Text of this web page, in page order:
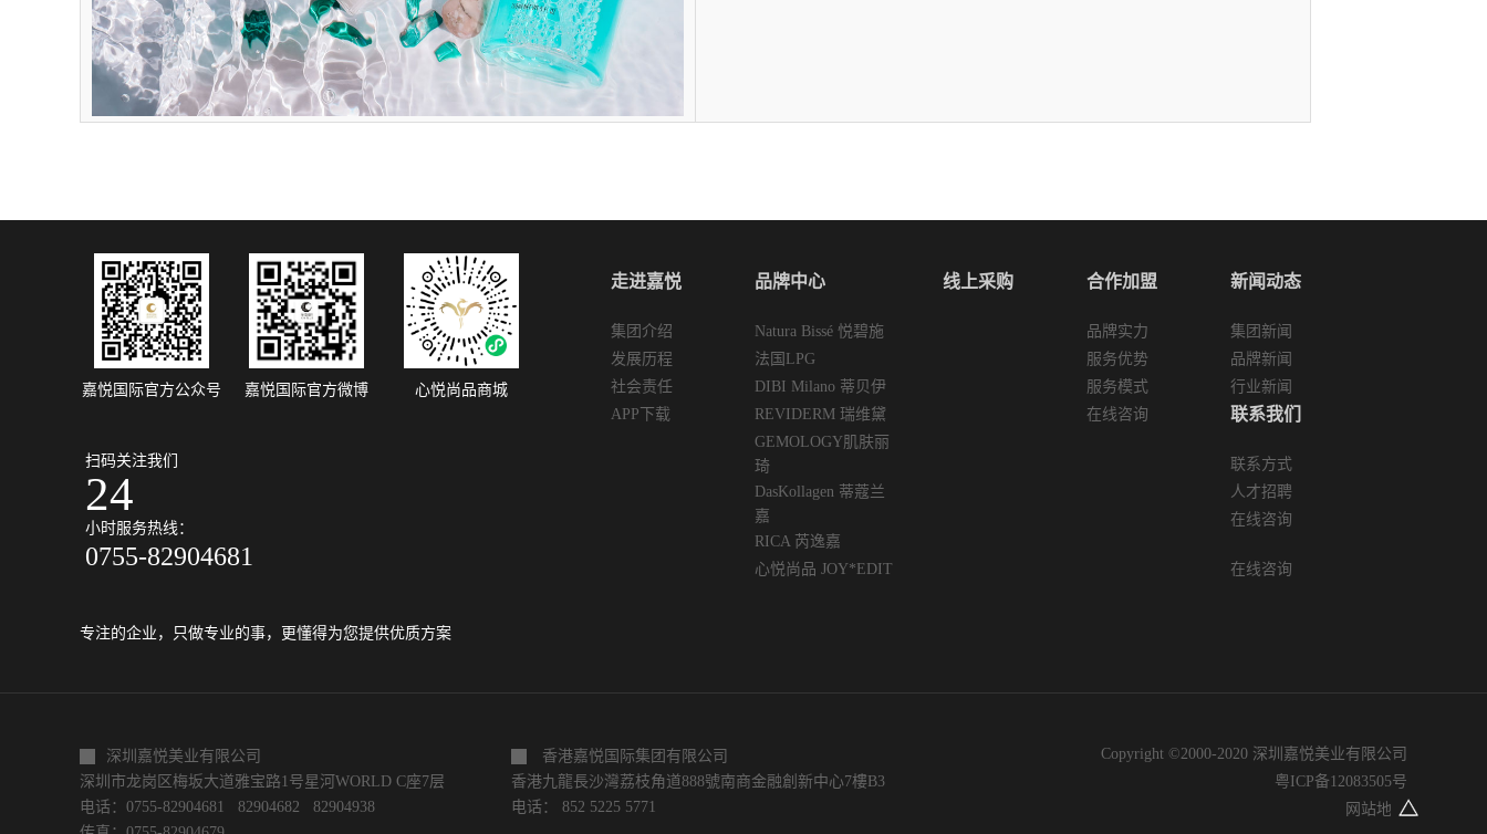
嘉悦国际官方公众号 嘉悦国际官方微博 心悦尚品商城
扫码关注我们
24
小时服务热线：
0755-82904681
专注的企业，只做专业的事，更懂得为您提供优质方案
走进嘉悦
集团介绍
发展历程
社会责任
APP下载
品牌中心
Natura Bissé 悦碧施
法国LPG
DIBI Milano 蒂贝伊
REVIDERM 瑞维黛
GEMOLOGY肌肤丽
琦
DasKollagen 蒂蔻兰
嘉
RICA 芮逸嘉
心悦尚品 JOY*EDIT
线上采购 合作加盟
品牌实力
服务优势
服务模式
在线咨询
新闻动态
集团新闻
品牌新闻
行业新闻
联系我们
联系方式
人才招聘
在线咨询
在线咨询
深圳嘉悦美业有限公司
深圳市龙岗区梅坂大道雅宝路1号星河WORLD C座7层
电话：0755-82904681 82904682 82904938
香港嘉悦国际集团有限公司
香港九龍長沙灣荔枝角道888號南商金融創新中心7樓B3
电话： 852 5225 5771
Copyright ©2000-2020 深圳嘉悦美业有限公司
粤ICP备12083505号
网站地图